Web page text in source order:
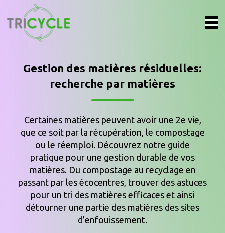
Gestion des matières résiduelles:
recherche par matières
Certaines matières peuvent avoir une 2e vie,
que ce soit par la récupération, le compostage
ou le réemploi. Découvrez notre guide
pratique pour une gestion durable de vos
matières. Du compostage au recyclage en
passant par les écocentres, trouver des astuces
pour un tri des matières efficaces et ainsi
détourner une partie des matières des sites
d’enfouissement.